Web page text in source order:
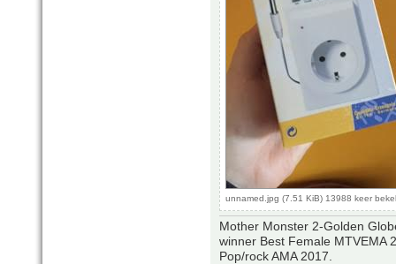
unnamed.jpg (7.51 KiB) 13988 keer
Mother Monster 2-Golden
winner Best Female MTVEMA
Pop/rock AMA 2017.